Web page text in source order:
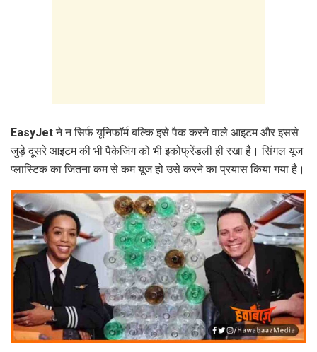
EasyJet ने न सिर्फ यूनिफॉर्म बल्कि इसे पैक करने वाले आइटम और इससे
जुड़े दूसरे आइटम की भी पैकेजिंग को भी इकोफ्रेंडली ही रखा है। सिंगल यूज
प्लास्टिक का जितना कम से कम यूज हो उसे करने का प्रयास किया गया है।